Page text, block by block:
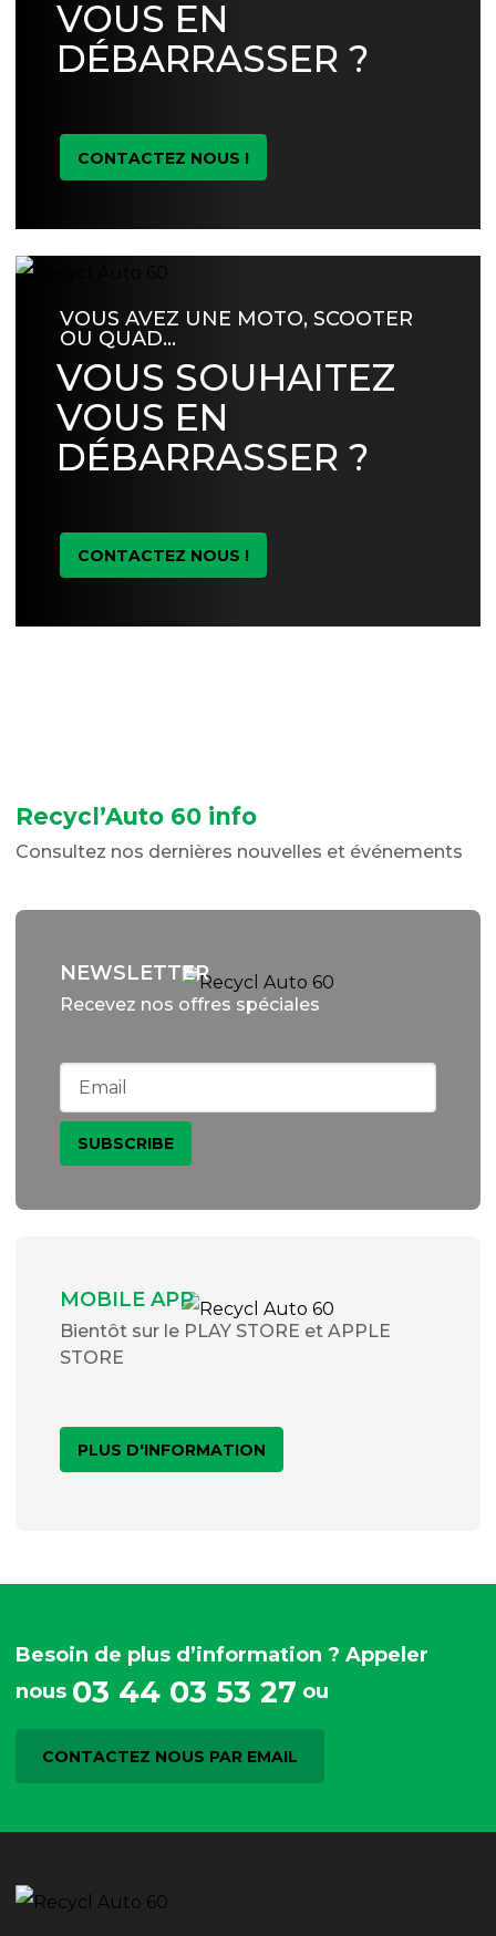
VOUS EN
DÉBARRASSER ?
CONTACTEZ NOUS !
VOUS AVEZ UNE MOTO, SCOOTER
OU QUAD…
VOUS SOUHAITEZ
VOUS EN
DÉBARRASSER ?
CONTACTEZ NOUS !
Recycl’Auto 60 info
Consultez nos dernières nouvelles et événements
NEWSLETTER
Recevez nos offres spéciales
MOBILE APP
Bientôt sur le PLAY STORE et APPLE
STORE
PLUS D'INFORMATION
Besoin de plus d’information ? Appeler
nous 03 44 03 53 27 ou
CONTACTEZ NOUS PAR EMAIL